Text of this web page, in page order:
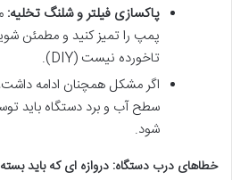
پاکسازی فیلتر و شلنگ تخلیه:
پمپ را تمیز کنید و مطمئن
تاخورده نیست (DIY).
اگر مشکل همچنان ادامه
سطح آب و برد دستگاه باید
شود.
خطاهای درب دستگاه: دروازه ای که باید